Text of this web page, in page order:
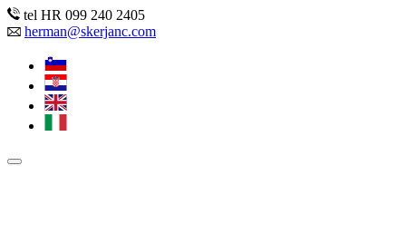
tel HR 099 240 2405
herman@skerjanc.com